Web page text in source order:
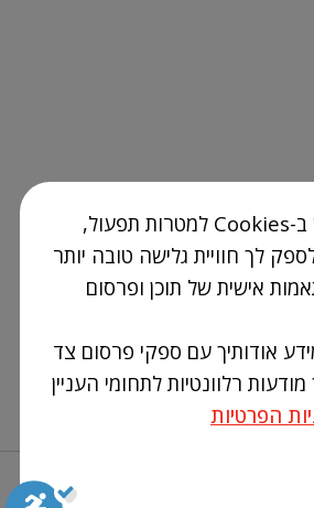
האתר עושה שימוש ב-Cookies למטרות תפעול,
לך חוויית גלישה טובה יותר
אישית של תוכן ופרסום
אודותיך עם ספקי פרסום צד
רלוונטיות לתחומי העניין
הפרטיות